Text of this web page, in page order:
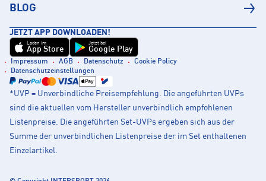
BLOG
JETZT APP DOWNLOADEN!
Laden im
App Store
Jetzt bei
Google Play
Impressum AGB Datenschutz
Cookie Policy
Datenschutzeinstellungen
*UVP = Unverbindliche Preisempfehlung. Die angeführten UVPs
sind die aktuellen vom Hersteller unverbindlich empfohlenen
Listenpreise. Die angeführten Set-UVPs ergeben sich aus der
Summe der unverbindlichen Listenpreise der im Set enthaltenen
Einzelartikel.